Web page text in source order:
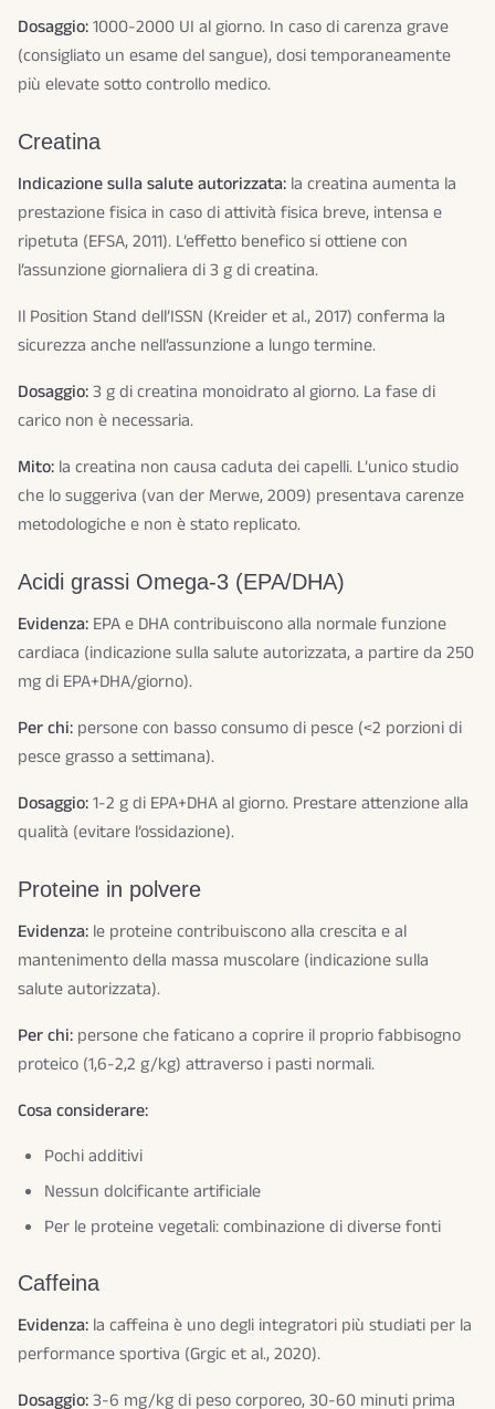
Dosaggio:1000-2000 UI al giorno. In caso di carenza grave
(consigliato un esame del sangue), dosi temporaneamente
più elevate sotto controllo medico.
Creatina
Indicazione sulla salute autorizzata: la creatina aumenta la
prestazione fisica in caso di attività fisica breve, intensa e
ripetuta (EFSA, 2011). L’effetto benefico si ottiene con
l’assunzione giornaliera di 3 g di creatina.
Il Position Stand dell’ISSN (Kreider et al., 2017) conferma la
sicurezza anche nell’assunzione a lungo termine.
Dosaggio:3 g di creatina monoidrato al giorno. La fase di
carico non è necessaria.
Mito: la creatina non causa caduta dei capelli. L’unico studio
che lo suggeriva (van der Merwe, 2009) presentava carenze
metodologiche e non è stato replicato.
Acidi grassi Omega-3 (EPA/DHA)
Evidenza: EPA e DHA contribuiscono alla normale funzione
cardiaca (indicazione sulla salute autorizzata, a partire da 250
mg di EPA+DHA/giorno).
Per chi: persone con basso consumo di pesce (<2 porzioni di
pesce grasso a settimana).
Dosaggio:1-2 g di EPA+DHA al giorno. Prestare attenzione alla
qualità (evitare l’ossidazione).
Proteine in polvere
Evidenza: le proteine contribuiscono alla crescita e al
mantenimento della massa muscolare (indicazione sulla
salute autorizzata).
Per chi: persone che faticano a coprire il proprio fabbisogno
proteico (1,6-2,2 g/kg) attraverso i pasti normali.
Cosa considerare:
Pochi additivi
Nessun dolcificante artificiale
Per le proteine vegetali: combinazione di diverse fonti
Caffeina
Evidenza: la caffeina è uno degli integratori più studiati per la
performance sportiva (Grgic et al., 2020).
Dosaggio:3-6 mg/kg di peso corporeo, 30-60 minuti prima